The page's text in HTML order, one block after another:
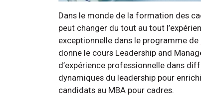
Dans le monde de la formation des
peut changer du tout au tout
exceptionnelle dans le programme de
donne le cours Leadership and
d’expérience professionnelle dans
dynamiques du leadership pour
candidats au MBA pour cadres.